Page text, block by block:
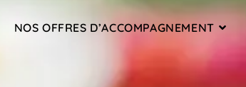
NOS OFFRES D’ACCOMPAGNEMENT